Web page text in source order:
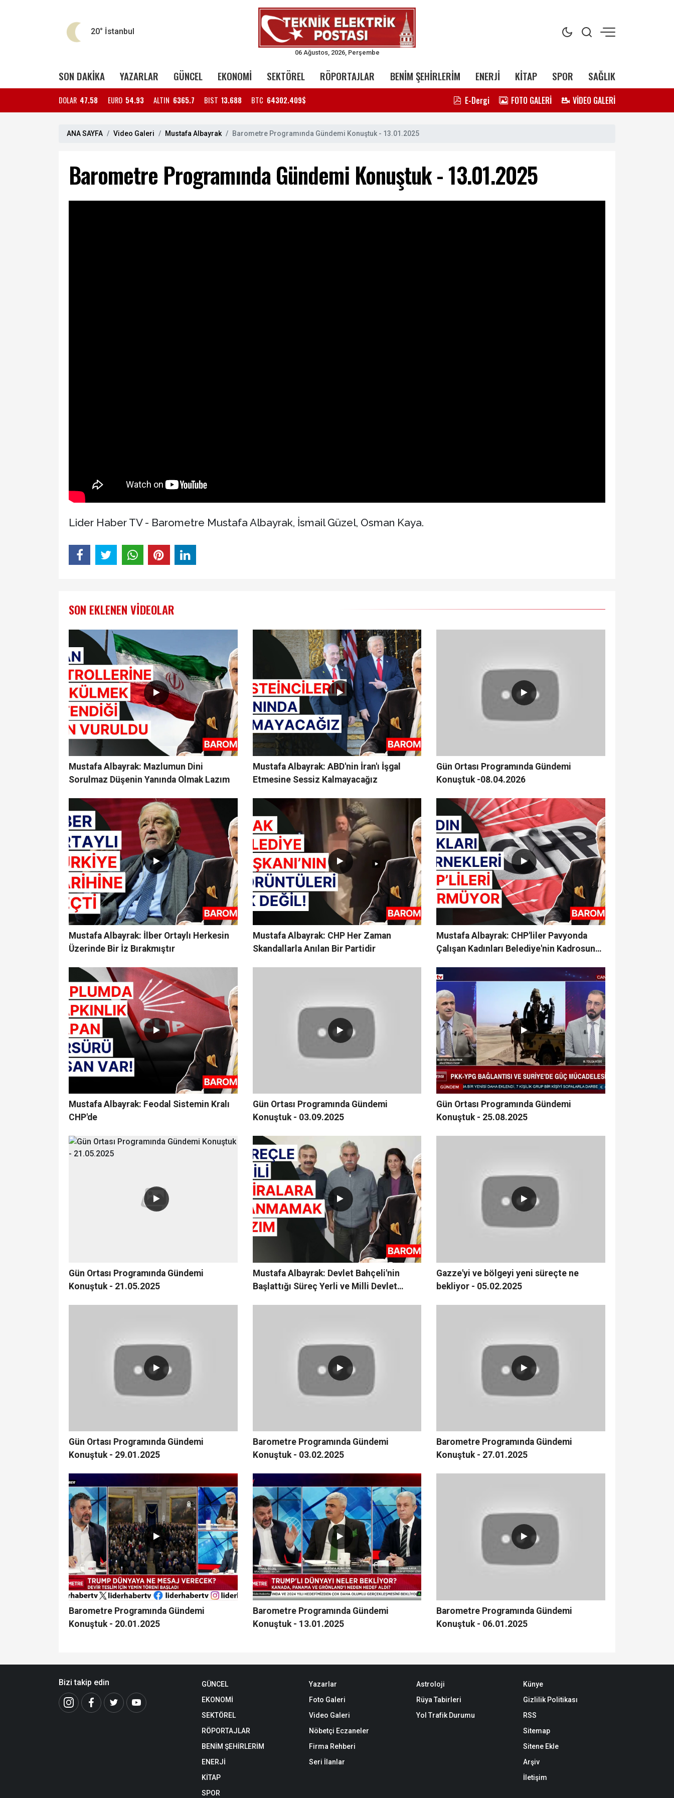
20° İstanbul
06 Ağustos, 2026, Perşembe
SON DAKİKA YAZARLAR GÜNCEL EKONOMİ SEKTÖREL RÖPORTAJLAR BENİM ŞEHİRLERİM ENERJİ KİTAP SPOR SAĞLIK
DOLAR 47.58 EURO 54.93 ALTIN 6365.7 BIST 13.688 BTC 64302.409$ E-Dergi FOTO GALERİ VİDEO GALERİ
ANA SAYFA Video Galeri Mustafa Albayrak Barometre Programında Gündemi Konuştuk - 13.01.2025
Barometre Programında Gündemi Konuştuk - 13.01.2025
Lider Haber TV - Barometre Mustafa Albayrak, İsmail Güzel, Osman Kaya.
SON EKLENEN VIDEOLAR
Mustafa Albayrak: Mazlumun Dini
Sorulmaz Düşenin Yanında Olmak Lazım
Mustafa Albayrak: ABD'nin İran'ı İşgal
Etmesine Sessiz Kalmayacağız
Gün Ortası Programında Gündemi
Konuştuk -08.04.2026
Mustafa Albayrak: İlber Ortaylı Herkesin
Üzerinde Bir İz Bırakmıştır
Mustafa Albayrak: CHP Her Zaman
Skandallarla Anılan Bir Partidir
Mustafa Albayrak: CHP'liler Pavyonda
Çalışan Kadınları Belediye'nin Kadrosuna
Mustafa Albayrak: Feodal Sistemin Kralı
CHP'de
Gün Ortası Programında Gündemi
Konuştuk - 03.09.2025
Gün Ortası Programında Gündemi
Konuştuk - 25.08.2025
Gün Ortası Programında Gündemi
Konuştuk - 21.05.2025
Mustafa Albayrak: Devlet Bahçeli'nin
Başlattığı Süreç Yerli ve Milli Devlet
Gazze'yi ve bölgeyi yeni süreçte ne
bekliyor - 05.02.2025
Gün Ortası Programında Gündemi
Konuştuk - 29.01.2025
Barometre Programında Gündemi
Konuştuk - 03.02.2025
Barometre Programında Gündemi
Konuştuk - 27.01.2025
Barometre Programında Gündemi
Konuştuk - 20.01.2025
Barometre Programında Gündemi
Konuştuk - 13.01.2025
Barometre Programında Gündemi
Konuştuk - 06.01.2025
Bizi takip edin
GÜNCEL
EKONOMİ
SEKTÖREL
RÖPORTAJLAR
BENİM ŞEHİRLERİM
ENERJİ
KİTAP
SPOR
Yazarlar
Foto Galeri
Video Galeri
Nöbetçi Eczaneler
Firma Rehberi
Seri İlanlar
Astroloji
Rüya Tabirleri
Yol Trafik Durumu
Künye
Gizlilik Politikası
RSS
Sitemap
Sitene Ekle
Arşiv
İletişim